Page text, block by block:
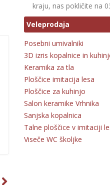
kraju, nas pokličite na
Veleprodaja
Posebni umivalniki
3D izris kopalnice in
Keramika za tla
Ploščice imitacija lesa
Ploščice za kuhinjo
Salon keramike Vrhnika
Sanjska kopalnica
Talne ploščice v imitaciji
Viseče WC školjke